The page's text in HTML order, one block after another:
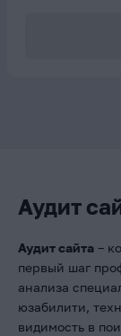
Аудит
Аудит сайта –
первый шаг
анализа
юзабилити,
видимость в